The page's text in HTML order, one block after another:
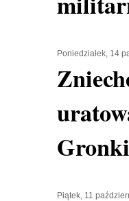
Poniedziałek, 14
Piątek, 11